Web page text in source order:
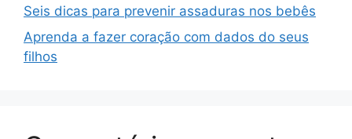
Seis dicas para prevenir assaduras nos bebês
Aprenda a fazer coração com dados do seus
filhos